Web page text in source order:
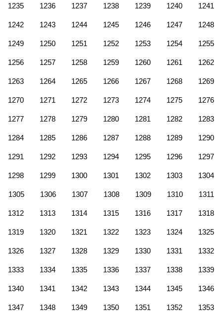
1235 1236 1237 1238 1239 1240 1241
1242 1243 1244 1245 1246 1247 1248
1249 1250 1251 1252 1253 1254 1255
1256 1257 1258 1259 1260 1261 1262
1263 1264 1265 1266 1267 1268 1269
1270 1271 1272 1273 1274 1275 1276
1277 1278 1279 1280 1281 1282 1283
1284 1285 1286 1287 1288 1289 1290
1291 1292 1293 1294 1295 1296 1297
1298 1299 1300 1301 1302 1303 1304
1305 1306 1307 1308 1309 1310 1311
1312 1313 1314 1315 1316 1317 1318
1319 1320 1321 1322 1323 1324 1325
1326 1327 1328 1329 1330 1331 1332
1333 1334 1335 1336 1337 1338 1339
1340 1341 1342 1343 1344 1345 1346
1347 1348 1349 1350 1351 1352 1353